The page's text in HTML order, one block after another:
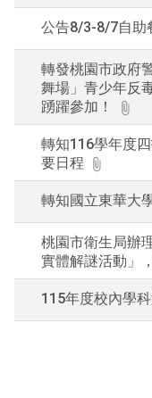
公告8/3-8/7自助
轉發桃園市政府
舞場」青少年反
踴躍參加！
轉知116學年度
要日程
轉知國立東華大
桃園市衛生局辦
實體解謎活動」
115年度校內學